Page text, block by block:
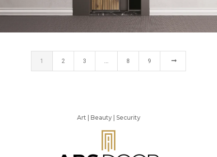
SPLINE 2023
1 2 3 … 8 9
Art | Beauty | Security